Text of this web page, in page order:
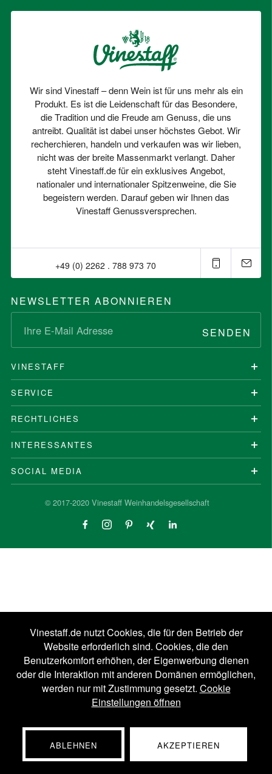
Wir sind Vinestaff – denn Wein ist für uns mehr als ein
Produkt. Es ist die Leidenschaft für das Besondere,
die Tradition und die Freude am Genuss, die uns
antreibt. Qualität ist dabei unser höchstes Gebot. Wir
recherchieren, handeln und verkaufen was wir lieben,
nicht was der breite Massenmarkt verlangt. Daher
steht Vinestaff.de für ein exklusives Angebot,
nationaler und internationaler Spitzenweine, die Sie
begeistern werden. Darauf geben wir Ihnen das
Vinestaff Genussversprechen.
+49 (0) 2262 . 788 973 70⁠
NEWSLETTER ABONNIEREN
SENDEN
VINESTAFF
SERVICE
RECHTLICHES
INTERESSANTES
SOCIAL MEDIA
© 2017-2020 Vinestaff Weinhandelsgesellschaft
Vinestaff.de nutzt Cookies, die für den Betrieb der
Website erforderlich sind. Cookies, die den
Benutzerkomfort erhöhen, der Eigenwerbung dienen
oder die Interaktion mit anderen Domänen ermöglichen,
werden nur mit Zustimmung gesetzt. Cookie
Einstellungen öffnen
ABLEHNEN AKZEPTIEREN